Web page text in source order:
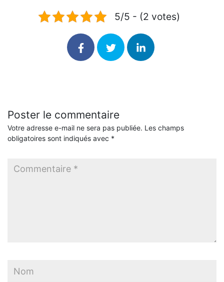
5/5 - (2 votes)
Poster le commentaire
Votre adresse e-mail ne sera pas publiée. Les champs
obligatoires sont indiqués avec *